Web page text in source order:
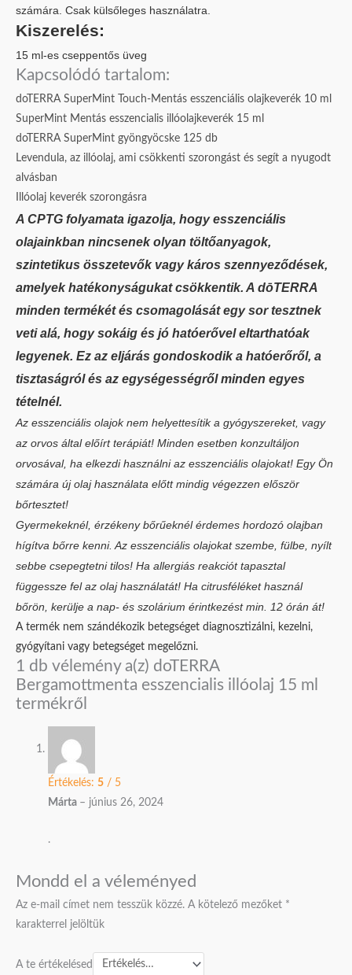
számára. Csak külsőleges használatra.
Kiszerelés:
15 ml-es cseppentős üveg
Kapcsolódó tartalom:
doTERRA SuperMint Touch-Mentás esszenciális olajkeverék 10 ml
SuperMint Mentás esszencialis illóolajkeverék 15 ml
doTERRA SuperMint gyöngyöcske 125 db
Levendula, az illóolaj, ami csökkenti szorongást és segít a nyugodt
alvásban
Illóolaj keverék szorongásra
A CPTG folyamata igazolja, hogy esszenciális
olajainkban nincsenek olyan töltőanyagok,
szintetikus összetevők vagy káros szennyeződések,
amelyek hatékonyságukat csökkentik. A dōTERRA
minden termékét és csomagolását egy sor tesztnek
veti alá, hogy sokáig és jó hatóerővel eltarthatóak
legyenek. Ez az eljárás gondoskodik a hatóerőről, a
tisztaságról és az egységességről minden egyes
tételnél.
Az esszenciális olajok nem helyettesítik a gyógyszereket, vagy
az orvos által előírt terápiát! Minden esetben konzultáljon
orvosával, ha elkezdi használni az esszenciális olajokat! Egy Ön
számára új olaj használata előtt mindig végezzen először
bőrtesztet!
Gyermekeknél, érzékeny bőrűeknél érdemes hordozó olajban
hígítva bőrre kenni. Az esszenciális olajokat szembe, fülbe, nyílt
sebbe csepegtetni tilos! Ha allergiás reakciót tapasztal
függessze fel az olaj használatát! Ha citrusféléket használ
bőrön, kerülje a nap- és szolárium érintkezést min. 12 órán át!
A termék nem szándékozik betegséget diagnosztizálni, kezelni,
gyógyítani vagy betegséget megelőzni.
1 db vélemény a(z) doTERRA
Bergamottmenta esszencialis illóolaj 15 ml
termékről
Értékelés:5 / 5
Márta – június 26, 2024
.
Mondd el a véleményed
Az e-mail címet nem tesszük közzé. A kötelező mezőket *
karakterrel jelöltük
A te értékelésed